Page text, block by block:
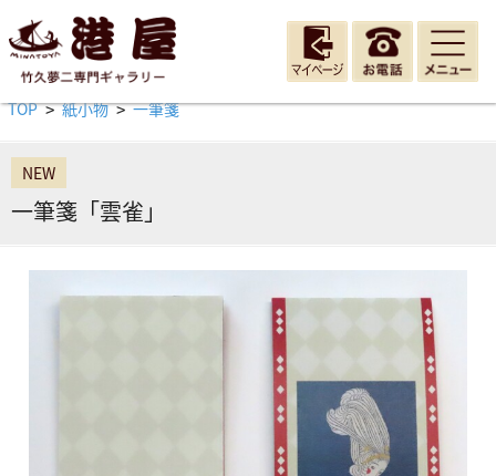
TOP > 紙小物 > 一筆箋
NEW
一筆箋「雲雀」